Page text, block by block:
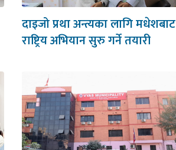
दाइजो प्रथा अन्त्यका लागि मधेशबाट
राष्ट्रिय अभियान सुरु गर्ने तयारी